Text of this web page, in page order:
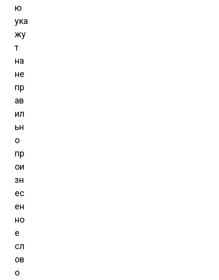
ю
ука
жу
т
на
не
пр
ав
ил
ьн
о
пр
ои
зн
ес
ен
но
е
сл
ов
о